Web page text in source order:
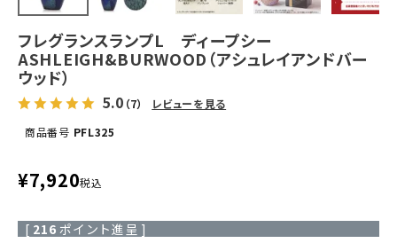
フレグランスランプL ディープシー
ASHLEIGH&BURWOOD（アシュレイアンドバー
ウッド）
5.0 （7）
レビューを見る
商品番号 PFL325
¥7,920税込
[ 216 ポイント進呈 ]